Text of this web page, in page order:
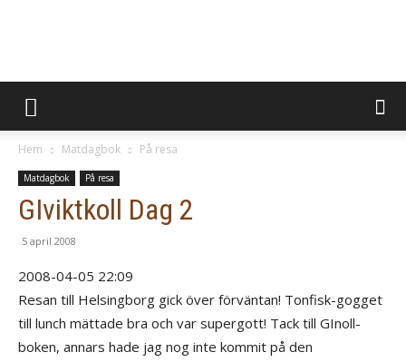
BevaraMinnen
Hem Matdagbok På resa
Matdagbok På resa
GIviktkoll Dag 2
5 april 2008
2008-04-05 22:09
Resan till Helsingborg gick över förväntan! Tonfisk-gogget
till lunch mättade bra och var supergott! Tack till GInoll-
boken, annars hade jag nog inte kommit på den